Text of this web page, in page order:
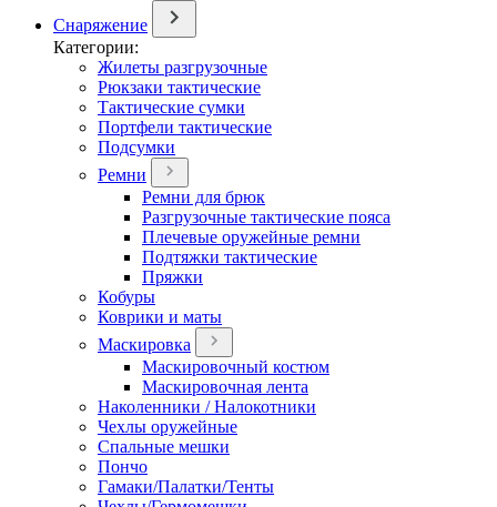
Снаряжение
Категории:
Жилеты разгрузочные
Рюкзаки тактические
Тактические сумки
Портфели тактические
Подсумки
Ремни
Ремни для брюк
Разгрузочные тактические пояса
Плечевые оружейные ремни
Подтяжки тактические
Пряжки
Кобуры
Коврики и маты
Маскировка
Маскировочный костюм
Маскировочная лента
Наколенники / Налокотники
Чехлы оружейные
Спальные мешки
Пончо
Гамаки/Палатки/Тенты